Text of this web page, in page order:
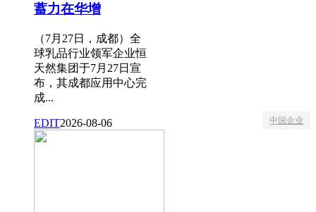
蓄力在华增
（7月27日，成都）全
球乳品行业领军企业恒
天然集团于7月27日宣
布，其成都应用中心完
成...
EDIT2026-08-06 中国企业